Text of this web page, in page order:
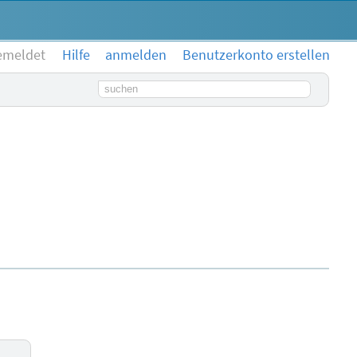
Hilfe anmelden
Benutzerkonto erstellen
Suchbegriff